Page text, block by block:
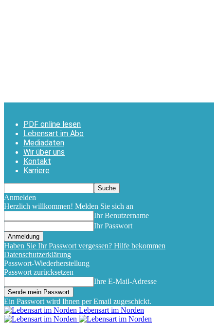
PDF online lesen
Lebensart im Abo
Mediadaten
Wir über uns
Kontakt
Karriere
Anmelden
Herzlich willkommen! Melden Sie sich an
Ihr Benutzername
Ihr Passwort
Haben Sie Ihr Passwort vergessen? Hilfe bekommen
Datenschutzerklärung
Passwort-Wiederherstellung
Passwort zurücksetzen
Ihre E-Mail-Adresse
Ein Passwort wird Ihnen per Email zugeschickt.
Lebensart im Norden